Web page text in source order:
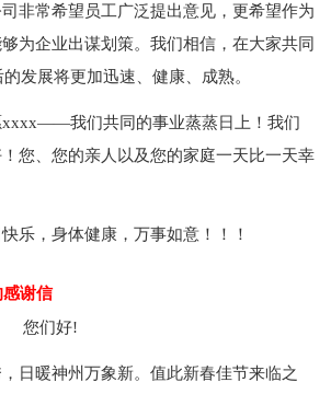
非常希望员工广泛提出意见，更希望作为
为企业出谋划策。我们相信，在大家共同
发展将更加迅速、健康、成熟。
xxxx——我们共同的事业蒸蒸日上！我们
您、您的亲人以及您的家庭一天比一天幸
乐，身体健康，万事如意！！！
感谢信
您们好!
日暖神州万象新。值此新春佳节来临之